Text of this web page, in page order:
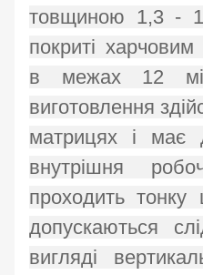
товщиною 1,3 -
покриті
в межах 12
виготовлення
матрицях і має
внутрішня
проходить
допускаються
вигляді